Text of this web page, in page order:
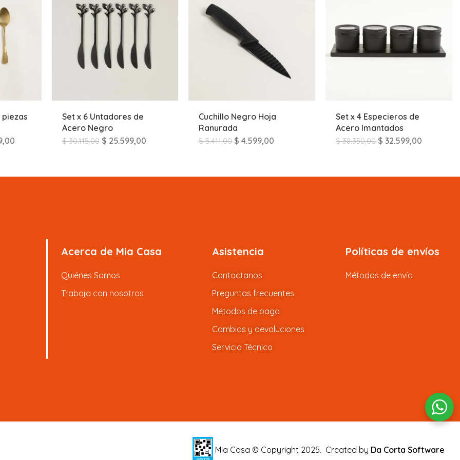
piezas
Set x 6 Untadores de
Acero Negro
$30.115,00 $ 25.599,00
Cuchillo Negro Hoja
Ranurada
$5.411,00 $ 4.599,00
Set x 4 Especieros de
Acero Imantados
$38.350,00 $ 32.599,00
Acerca de Mia Casa
Quiénes Somos
Trabaja con nosotros
Asistencia
Contactanos
Preguntas frecuentes
Métodos de pago
Cambios y devoluciones
Servicio Técnico
Políticas de envíos
Métodos de envío
Mia Casa © Copyright 2025. Created by Da Corta Software